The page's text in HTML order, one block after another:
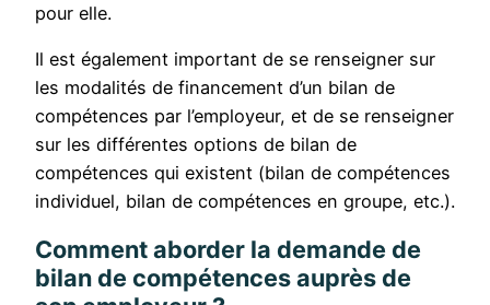
pour elle.
Il est également important de se renseigner sur
les modalités de financement d’un bilan de
compétences par l’employeur, et de se renseigner
sur les différentes options de bilan de
compétences qui existent (bilan de compétences
individuel, bilan de compétences en groupe, etc.).
Comment aborder la demande de
bilan de compétences auprès de